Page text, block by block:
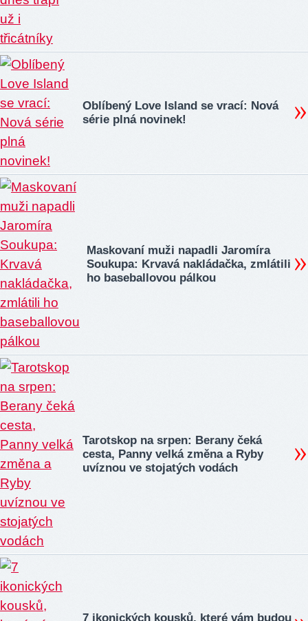
Oblíbený Love Island se vrací: Nová
série plná novinek!
Maskovaní muži napadli Jaromíra
Soukupa: Krvavá nakládačka, zmlátili
ho baseballovou pálkou
Tarotskop na srpen: Berany čeká
cesta, Panny velká změna a Ryby
uvíznou ve stojatých vodách
7 ikonických kousků, které vám budou